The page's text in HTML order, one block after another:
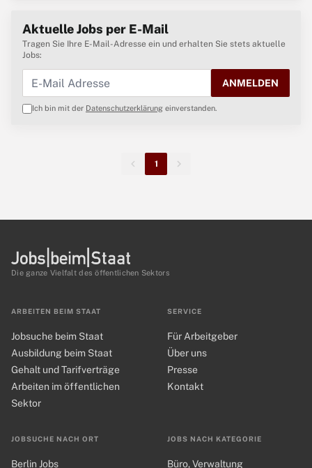
Aktuelle Jobs per E-Mail
Tragen Sie Ihre E-Mail-Adresse ein und erhalten Sie stets aktuelle
Jobs:
ANMELDEN
Ich bin mit der Datenschutzerklärung einverstanden.
1
Die ganze Vielfalt des öffentlichen Sektors
ARBEITEN BEIM STAAT
Jobsuche beim Staat
Ausbildung beim Staat
Gehalt und Tarifverträge
Arbeiten im öffentlichen
Sektor
JOBSUCHE NACH ORT
Berlin Jobs
JOBS NACH KATEGORIE
Büro, Verwaltung
SERVICE
Für Arbeitgeber
Über uns
Presse
Kontakt